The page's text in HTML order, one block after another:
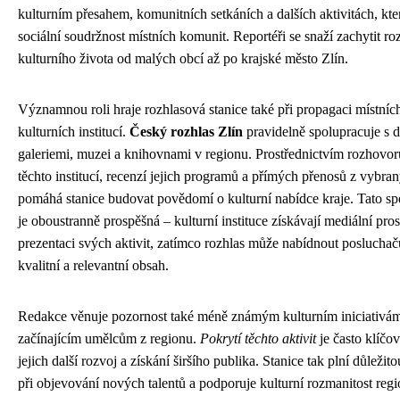
kulturním přesahem, komunitních setkáních a dalších aktivitách,
sociální soudržnost místních komunit. Reportéři se snaží zachytit
kulturního života od malých obcí až po krajské město Zlín.
Významnou roli hraje rozhlasová stanice také při propagaci
kulturních institucí. Český rozhlas Zlín pravidelně spolupracuje s
galeriemi, muzei a knihovnami v regionu. Prostřednictvím
těchto institucí, recenzí jejich programů a přímých přenosů z
pomáhá stanice budovat povědomí o kulturní nabídce kraje. Tato
je oboustranně prospěšná – kulturní instituce získávají mediální
prezentaci svých aktivit, zatímco rozhlas může nabídnout
kvalitní a relevantní obsah.
Redakce věnuje pozornost také méně známým kulturním
začínajícím umělcům z regionu. Pokrytí těchto aktivitje často
jejich další rozvoj a získání širšího publika. Stanice tak plní
při objevování nových talentů a podporuje kulturní rozmanitost